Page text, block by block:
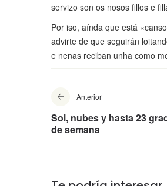
servizo son os nosos fillos e
Por iso, aínda que está
advirte de que seguirán
e nenas reciban unha como
Anterior
Sol, nubes y hasta 23
de semana